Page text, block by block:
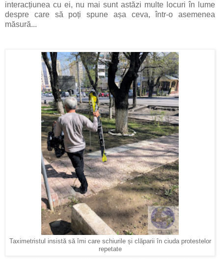
interacțiunea cu ei, nu mai sunt astăzi multe locuri în lume
despre care să poți spune așa ceva, într-o asemenea
măsură...
Taximetristul insistă să îmi care schiurile și clăparii în ciuda protestelor
repetate